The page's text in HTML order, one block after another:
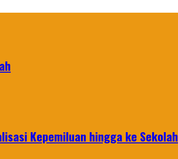
Kepemiluan hingga ke Sekolah